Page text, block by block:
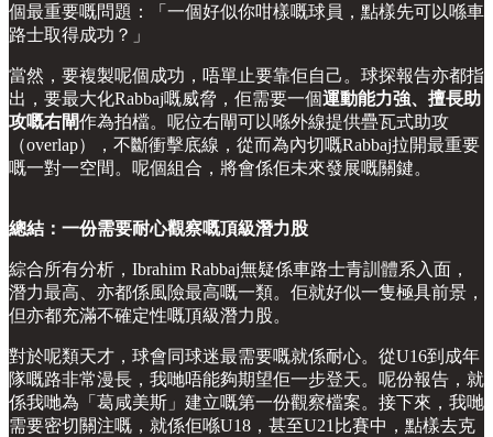
個最重要嘅問題：「一個好似你咁樣嘅球員，點樣先可以喺車
路士取得成功？」
當然，要複製呢個成功，唔單止要靠佢自己。球探報告亦都指
出，要最大化Rabbaj嘅威脅，佢需要一個運動能力強、擅長助
攻嘅右閘作為拍檔。呢位右閘可以喺外線提供疊瓦式助攻
（overlap），不斷衝擊底線，從而為內切嘅Rabbaj拉開最重要
嘅一對一空間。呢個組合，將會係佢未來發展嘅關鍵。
總結：一份需要耐心觀察嘅頂級潛力股
綜合所有分析，Ibrahim Rabbaj無疑係車路士青訓體系入面，
潛力最高、亦都係風險最高嘅一類。佢就好似一隻極具前景，
但亦都充滿不確定性嘅頂級潛力股。
對於呢類天才，球會同球迷最需要嘅就係耐心。從U16到成年
隊嘅路非常漫長，我哋唔能夠期望佢一步登天。呢份報告，就
係我哋為「葛咸美斯」建立嘅第一份觀察檔案。接下來，我哋
需要密切關注嘅，就係佢喺U18，甚至U21比賽中，點樣去克